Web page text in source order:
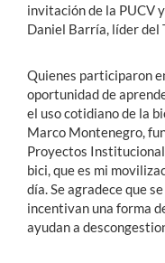
invitación de la PUCV
Daniel Barría, líder del
Quienes participaron
oportunidad de
el uso cotidiano de la
Marco Montenegro,
Proyectos
bici, que es mi
día. Se agradece que
incentivan una forma
ayudan a